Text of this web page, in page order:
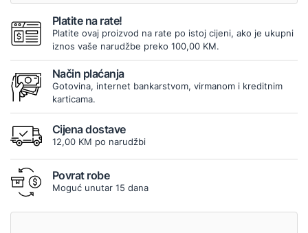
Platite na rate!
Platite ovaj proizvod na rate po istoj cijeni, ako je ukupni
iznos vaše narudžbe preko 100,00 KM.
Način plaćanja
Gotovina, internet bankarstvom, virmanom i kreditnim
karticama.
Cijena dostave
12,00 KM po narudžbi
Povrat robe
Moguć unutar 15 dana